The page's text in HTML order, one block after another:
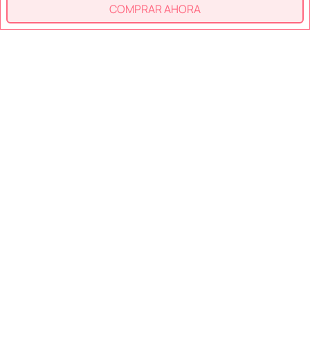
COMPRAR AHORA
SÍGUENOS EN